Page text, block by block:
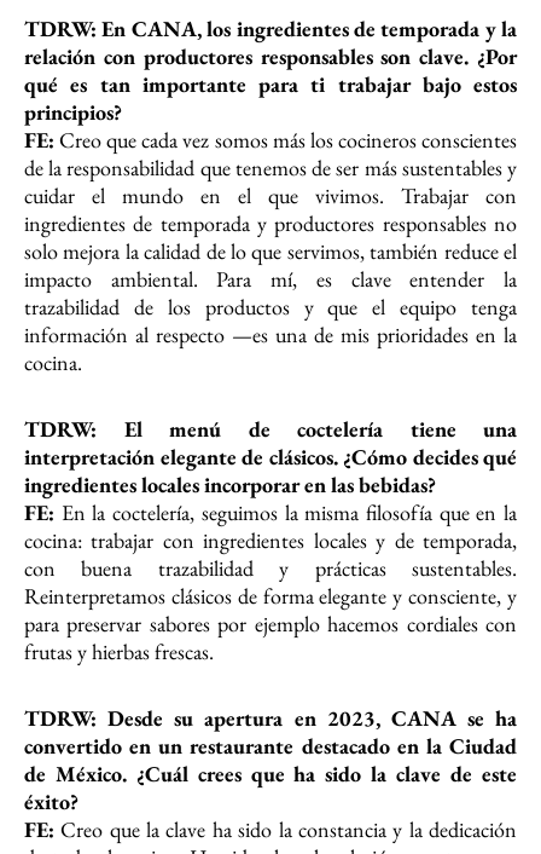
TDRW: En CANA, los ingredientes de temporada y la
relación con productores responsables son clave. ¿Por
qué es tan importante para ti trabajar bajo estos
principios?
FE:Creo que cada vez somos más los cocineros conscientes
de la responsabilidad que tenemos de ser más sustentables y
cuidar el mundo en el que vivimos. Trabajar con
ingredientes de temporada y productores responsables no
solo mejora la calidad de lo que servimos, también reduce el
impacto ambiental. Para mí, es clave entender la
trazabilidad de los productos y que el equipo tenga
información al respecto —es una de mis prioridades en la
cocina.
TDRW: El menú de coctelería tiene una
interpretación elegante de clásicos. ¿Cómo decides qué
ingredientes locales incorporar en las bebidas?
FE: En la coctelería, seguimos la misma filosofía que en la
cocina: trabajar con ingredientes locales y de temporada,
con buena trazabilidad y prácticas sustentables.
Reinterpretamos clásicos de forma elegante y consciente, y
para preservar sabores por ejemplo hacemos cordiales con
frutas y hierbas frescas.
TDRW: Desde su apertura en 2023, CANA se ha
convertido en un restaurante destacado en la Ciudad
de México. ¿Cuál crees que ha sido la clave de este
éxito?
FE: Creo que la clave ha sido la constancia y la dedicación